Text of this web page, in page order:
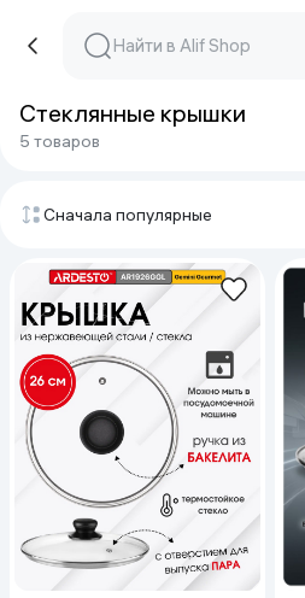
Стеклянные крышки
5 товаров
Сначала популярные